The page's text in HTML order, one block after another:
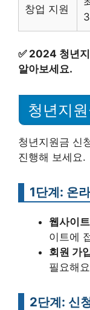
창업 지원
✅ 2024 청년지
알아보세요.
청년지
청년지원금 신
진행해 보세요.
1단계: 온
웹사이
이트에
회원 가
필요해
2단계: 신